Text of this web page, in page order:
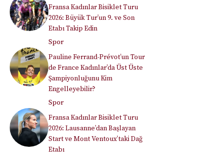
Fransa Kadınlar Bisiklet Turu
2026: Büyük Tur’un 9. ve Son
Etabı Takip Edin
Spor
Pauline Ferrand-Prévot’un Tour
de France Kadınlar’da Üst Üste
Şampiyonluğunu Kim
Engelleyebilir?
Spor
Fransa Kadınlar Bisiklet Turu
2026: Lausanne’dan Başlayan
Start ve Mont Ventoux’taki Dağ
Etabı